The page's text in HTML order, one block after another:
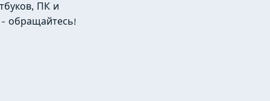
ПК и
обращайтесь!